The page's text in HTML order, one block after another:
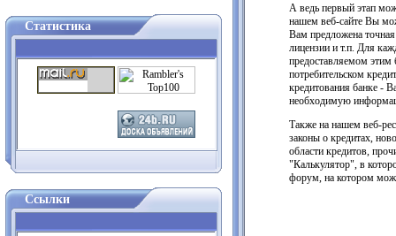
Статистика
Ссылки
А ведь первый этап
нашем веб-сайте Вы
Вам предложена
лицензии и т.п. Для
предоставляемом этим
потребительском
кредитования банке -
необходимую
Также на нашем веб-
законы о кредитах,
области кредитов,
"Калькулятор", в
форум, на котором